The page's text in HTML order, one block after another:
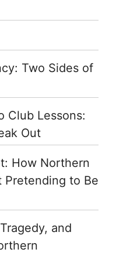
Two Sides of
Club Lessons:
Out
How Northern
Pretending to Be
and